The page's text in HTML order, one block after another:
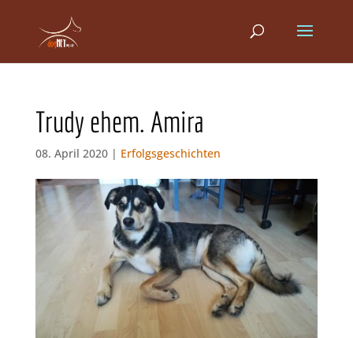
Trudy ehem. Amira
08. April 2020 | Erfolgsgeschichten